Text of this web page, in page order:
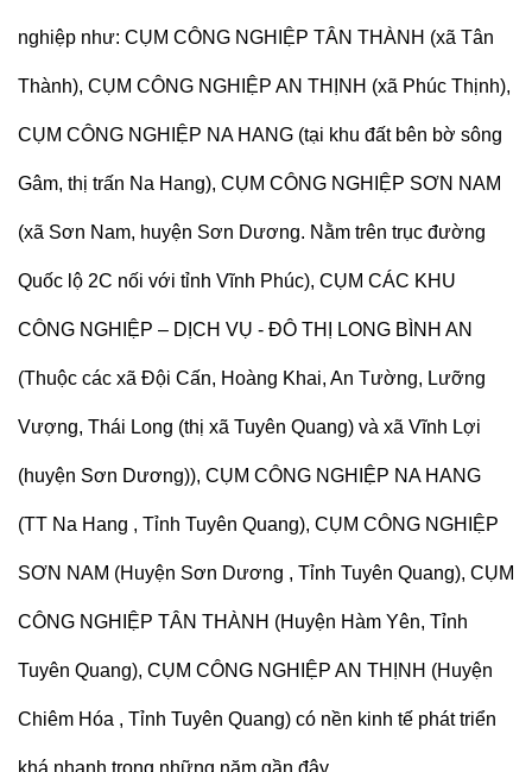
nghiệp như: CỤM CÔNG NGHIỆP TÂN THÀNH (xã Tân
Thành), CỤM CÔNG NGHIỆP AN THỊNH (xã Phúc Thịnh),
CỤM CÔNG NGHIỆP NA HANG (tại khu đất bên bờ sông
Gâm, thị trấn Na Hang), CỤM CÔNG NGHIỆP SƠN NAM
(xã Sơn Nam, huyện Sơn Dương. Nằm trên trục đường
Quốc lộ 2C nối với tỉnh Vĩnh Phúc), CỤM CÁC KHU
CÔNG NGHIỆP – DỊCH VỤ - ĐÔ THỊ LONG BÌNH AN
(Thuộc các xã Đội Cấn, Hoàng Khai, An Tường, Lưỡng
Vượng, Thái Long (thị xã Tuyên Quang) và xã Vĩnh Lợi
(huyện Sơn Dương)), CỤM CÔNG NGHIỆP NA HANG
(TT Na Hang , Tỉnh Tuyên Quang), CỤM CÔNG NGHIỆP
SƠN NAM (Huyện Sơn Dương , Tỉnh Tuyên Quang), CỤM
CÔNG NGHIỆP TÂN THÀNH (Huyện Hàm Yên, Tỉnh
Tuyên Quang), CỤM CÔNG NGHIỆP AN THỊNH (Huyện
Chiêm Hóa , Tỉnh Tuyên Quang) có nền kinh tế phát triển
khá nhanh trong những năm gần đây.